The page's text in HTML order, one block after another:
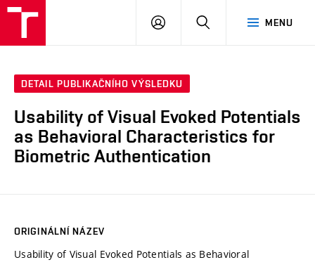
MENU
PŘIHLÁSIT
DETAIL PUBLIKAČNÍHO VÝSLEDKU
Usability of Visual Evoked Potentials
as Behavioral Characteristics for
Biometric Authentication
ORIGINÁLNÍ NÁZEV
Usability of Visual Evoked Potentials as Behavioral